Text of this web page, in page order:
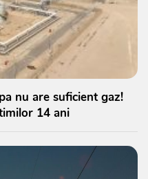
nu are suficient gaz!
14 ani